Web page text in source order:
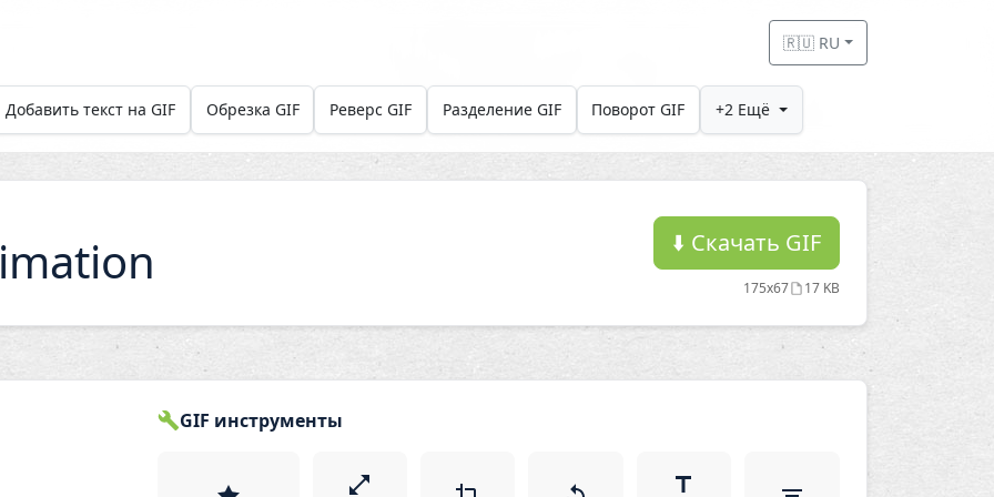
🇷🇺 RU
Добавить текст на GIF Обрезка GIF Реверс GIF Разделение GIF Поворот GIF +2 Ещё
⬇️ Скачать GIF
175x67 17 KB
GIF инструменты